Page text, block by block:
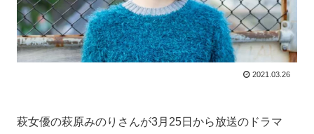
2021.03.26
萩女優の萩原みのりさんが3月25日から放送のドラマ